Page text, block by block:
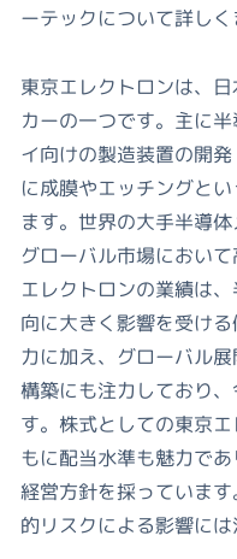
ーテックについて詳しく
東京エレクトロンは、
カーの一つです。主に
イ向けの製造装置の開
に成膜やエッチングと
ます。世界の大手半導
グローバル市場におい
エレクトロンの業績は
向に大きく影響を受け
力に加え、グローバル
構築にも注力しており
す。株式としての東京
もに配当水準も魅力で
経営方針を採っていま
的リスクによる影響には